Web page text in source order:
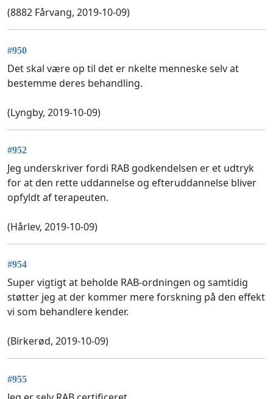
(8882 Fårvang, 2019-10-09)
#950
Det skal være op til det er nkelte menneske selv at
bestemme deres behandling.
(Lyngby, 2019-10-09)
#952
Jeg underskriver fordi RAB godkendelsen er et udtryk
for at den rette uddannelse og efteruddannelse bliver
opfyldt af terapeuten.
(Hårlev, 2019-10-09)
#954
Super vigtigt at beholde RAB-ordningen og samtidig
støtter jeg at der kommer mere forskning på den effekt
vi som behandlere kender.
(Birkerød, 2019-10-09)
#955